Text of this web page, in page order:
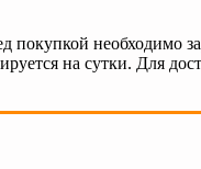
покупкой необходимо
на сутки. Для